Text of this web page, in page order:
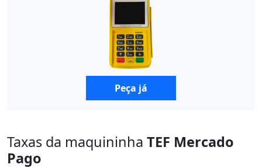
Peça já
Taxas da maquininha TEF Mercado
Pago